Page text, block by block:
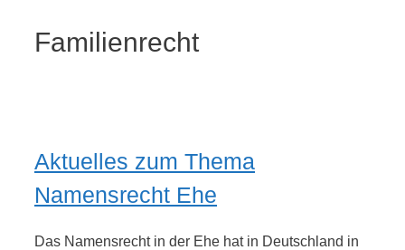
Familienrecht
Aktuelles zum Thema
Namensrecht Ehe
Das Namensrecht in der Ehe hat in Deutschland in